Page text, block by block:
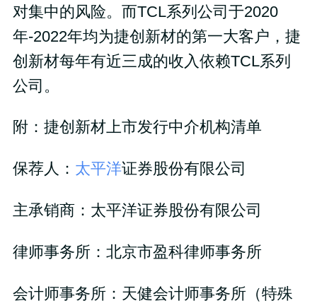
对集中的风险。而TCL系列公司于2020
年-2022年均为捷创新材的第一大客户，捷
创新材每年有近三成的收入依赖TCL系列
公司。
附：捷创新材上市发行中介机构清单
保荐人： 太平洋证券股份有限公司
主承销商：太平洋证券股份有限公司
律师事务所：北京市盈科律师事务所
会计师事务所：天健会计师事务所（特殊